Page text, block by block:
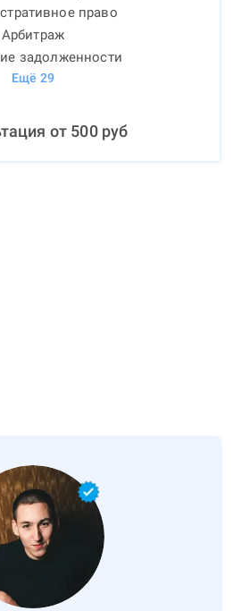
право
Арбитраж
задолженности
Ещё 29
от 500руб